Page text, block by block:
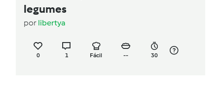
legumes
por libertya
0 1 Fácil -- 30